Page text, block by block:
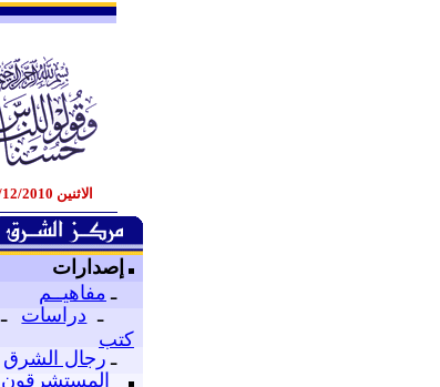
الاثنين 20/12/2010
إصدارات
ـ مفاهيــم
ـ دراسات
ـ
كتب
ـ رجال الشرق
المستشرقون